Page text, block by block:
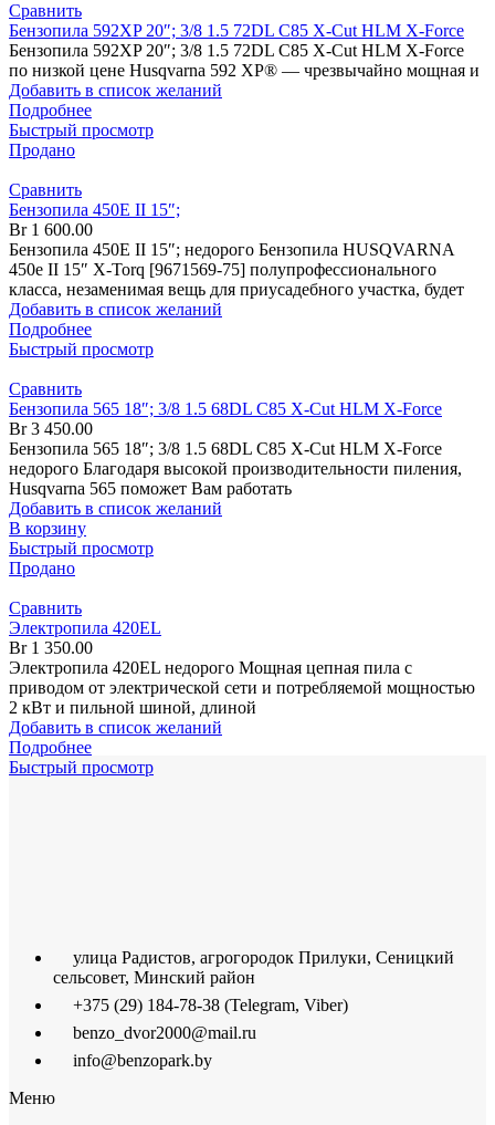
Сравнить
Бензопила 592XP 20″; 3/8 1.5 72DL C85 X-Cut HLM X-Force
Бензопила 592XP 20″; 3/8 1.5 72DL C85 X-Cut HLM X-Force
по низкой цене Husqvarna 592 XP® — чрезвычайно мощная и
Добавить в список желаний
Подробнее
Быстрый просмотр
Продано
Сравнить
Бензопила 450Е II 15″;
Br1 600.00
Бензопила 450Е II 15″; недорого Бензопила HUSQVARNA
450е II 15″ X-Torq [9671569-75] полупрофессионального
класса, незаменимая вещь для приусадебного участка, будет
Добавить в список желаний
Подробнее
Быстрый просмотр
Сравнить
Бензопила 565 18″; 3/8 1.5 68DL C85 X-Cut HLM X-Force
Br3 450.00
Бензопила 565 18″; 3/8 1.5 68DL C85 X-Cut HLM X-Force
недорого Благодаря высокой производительности пиления,
Husqvarna 565 поможет Вам работать
Добавить в список желаний
В корзину
Быстрый просмотр
Продано
Сравнить
Электропила 420EL
Br1 350.00
Электропила 420EL недорого Мощная цепная пила с
приводом от электрической сети и потребляемой мощностью
2 кВт и пильной шиной, длиной
Добавить в список желаний
Подробнее
Быстрый просмотр
улица Радистов, агрогородок Прилуки, Сеницкий
сельсовет, Минский район
+375 (29) 184-78-38 (Telegram, Viber)
benzo_dvor2000@mail.ru
info@benzopark.by
Меню